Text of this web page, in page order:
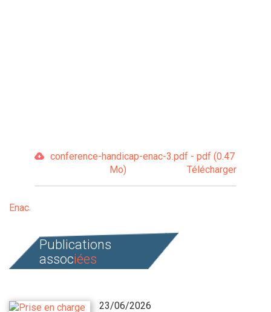
conference-handicap-enac-3.pdf - pdf (0.47
Mo)
Télécharger
Enac
Publications
associées
23/06/2026